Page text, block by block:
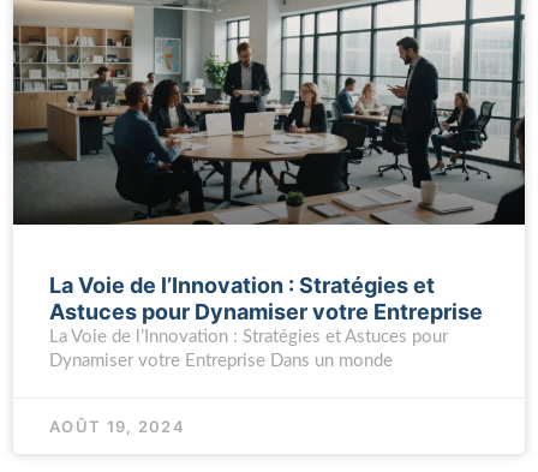
La Voie de l’Innovation : Stratégies et
Astuces pour Dynamiser votre Entreprise
La Voie de l’Innovation : Stratégies et Astuces pour
Dynamiser votre Entreprise Dans un monde
AOÛT 19, 2024